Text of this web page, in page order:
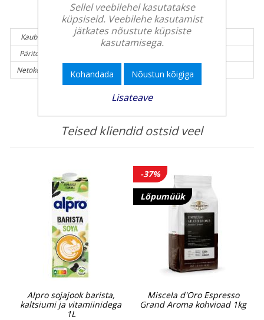
Tooteinfo:
Kaubamärk:
LAVAZZA
Päritolumaa:
Netokogus (g):
1000 g
Teised kliendid ostsid veel
Alpro sojajook barista,
kaltsiumi ja vitamiinidega
1L
Lõpumüük
-37%
Miscela d'Oro Espresso
Grand Aroma kohvioad 1kg
Sellel veebilehel kasutatakse
küpsiseid. Veebilehe kasutamist
jätkates nõustute küpsiste
kasutamisega.
Kohandada Nõustun kõigiga
Lisateave